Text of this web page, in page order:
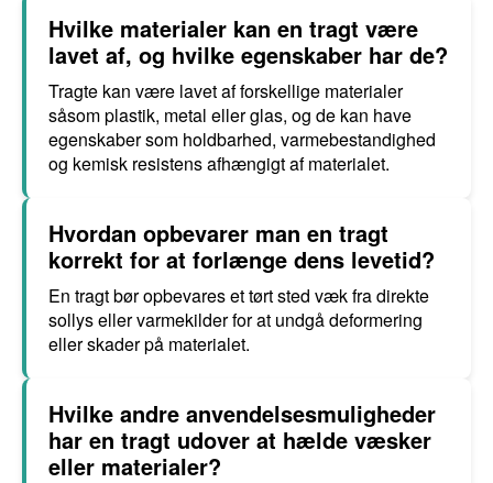
Hvilke materialer kan en tragt være
lavet af, og hvilke egenskaber har de?
Tragte kan være lavet af forskellige materialer
såsom plastik, metal eller glas, og de kan have
egenskaber som holdbarhed, varmebestandighed
og kemisk resistens afhængigt af materialet.
Hvordan opbevarer man en tragt
korrekt for at forlænge dens levetid?
En tragt bør opbevares et tørt sted væk fra direkte
sollys eller varmekilder for at undgå deformering
eller skader på materialet.
Hvilke andre anvendelsesmuligheder
har en tragt udover at hælde væsker
eller materialer?